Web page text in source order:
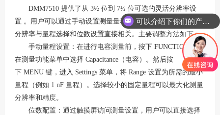
DMM7510 提供了从 3½ 位到 7½ 位可选的灵活分辨率设
置 。用户可以通过手动设置测量量程来间接控制分辨率，因为
分辨率与量程选择和位数设置直接相关。主要调整方法如下：
手动量程设置 ：在进行电容测量前，按下 FUNCTION
键，
在测量功能菜单中选择 Capacitance （电容） 。然后按
下 MENU 键，进入 Settings 菜单，将 Range 设置为所需的最小
量程（例如 1 nF 量程） 。选择较小的固定量程可以最大化测量
分辨率和精度。
位数配置 ：通过触摸屏访问测量设置，用户可以直接选择
可以介绍下你们的产品么？